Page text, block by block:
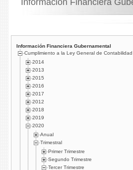
Información Financiera
Información Financiera Gubernamental
Cumplimiento a la Ley General de
2014
2013
2015
2016
2017
2012
2018
2019
2020
Anual
Trimestral
Primer Trimestre
Segundo Trimestre
Tercer Trimestre